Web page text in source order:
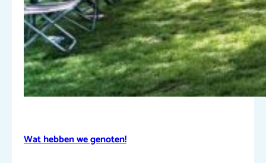
Wat hebben we genoten!